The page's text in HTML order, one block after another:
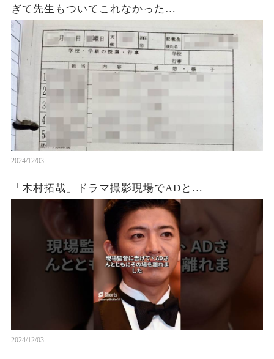
ぎて先生もついてこれなかった…
2024/12/03
「木村拓哉」ドラマ撮影現場でADと…
2024/12/03